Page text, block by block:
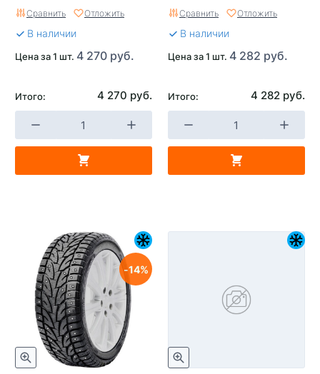
Сравнить Отложить
В наличии
Цена за 1 шт. 4 270 руб.
Итого: 4 270 руб.
Сравнить Отложить
В наличии
Цена за 1 шт. 4 282 руб.
Итого: 4 282 руб.
14